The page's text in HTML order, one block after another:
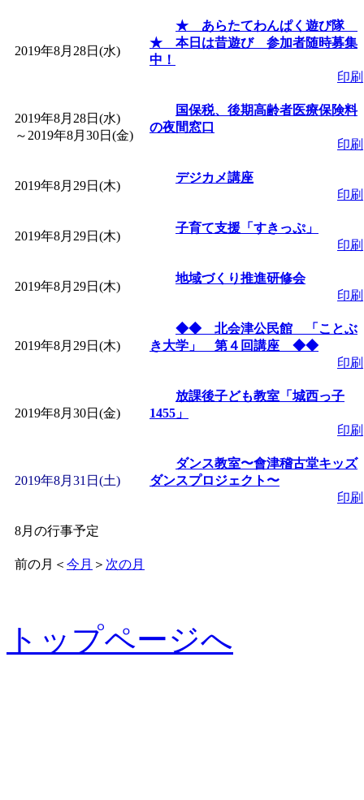
2019年8月28日(水)
★ あらたてわんぱく遊び隊
★ 本日は昔遊び 参加者随時募集
中！
印刷
2019年8月28日(水)
～ 2019年8月30日(金)
国保税、後期高齢者医療保険料
の夜間窓口
印刷
2019年8月29日(木)
デジカメ講座
印刷
2019年8月29日(木)
子育て支援「すきっぷ」
印刷
2019年8月29日(木)
地域づくり推進研修会
印刷
2019年8月29日(木)
◆◆ 北会津公民館 「ことぶ
き大学」 第４回講座 ◆◆
印刷
2019年8月30日(金)
放課後子ども教室「城西っ子
1455」
印刷
2019年8月31日(土)
ダンス教室〜會津稽古堂キッズ
ダンスプロジェクト〜
印刷
8月の行事予定
前の月 ＜ 今月 ＞ 次の月
トップページへ